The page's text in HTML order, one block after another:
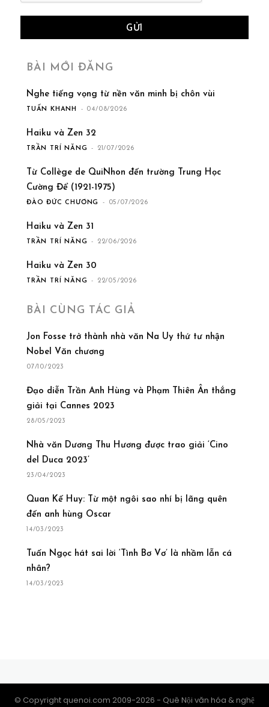
BÀI MỚI ĐĂNG
Nghe tiếng vọng từ nền văn minh bị chôn vùi
TUẤN KHANH - 04/08/2026
Haiku và Zen 32
TRẦN TRÍ NĂNG - 21/07/2026
Từ Collège de QuiNhon đến trường Trung Học
Cường Để (1921-1975)
ĐÀO ĐỨC CHƯƠNG - 05/07/2026
Haiku và Zen 31
TRẦN TRÍ NĂNG - 22/06/2026
Haiku và Zen 30
TRẦN TRÍ NĂNG - 22/05/2026
BÀI CÙNG TÁC GIẢ
Jon Fosse trở thành nhà văn Na Uy thứ tư nhận
Nobel Văn chương
07/10/2023
Đạo diễn Trần Anh Hùng và Phạm Thiên Ân thắng
giải tại Cannes 2023
28/05/2023
Nhà văn Dương Thu Hương được trao giải ‘Cino
del Duca 2023’
23/04/2023
Quan Kế Huy: Từ một ngôi sao nhí bị lãng quên
đến anh hùng Oscar
14/03/2023
Tuấn Ngọc hát sai lời ‘Tình Bơ Vơ’ là nhầm lẫn cá
nhân?
14/03/2023
© Copyright quenoi.com 2009-2026 - Quê Nội văn hóa & nghệ